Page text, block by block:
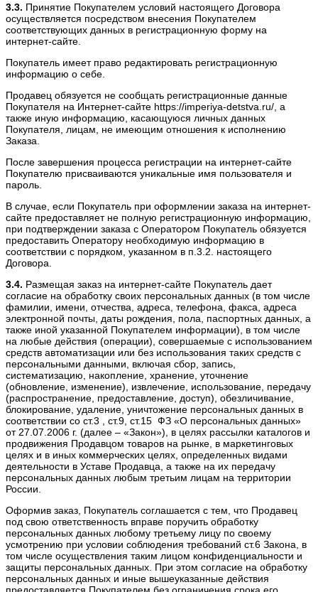
3.3. Принятие Покупателем условий настоящего Договора
осуществляется посредством внесения Покупателем
соответствующих данных в регистрационную форму на
интернет-сайте.
Покупатель имеет право редактировать регистрационную
информацию о себе.
Продавец обязуется не сообщать регистрационные данные
Покупателя на Интернет-сайте https://imperiya-detstva.ru/, а
также иную информацию, касающуюся личных данных
Покупателя, лицам, не имеющим отношения к исполнению
Заказа.
После завершения процесса регистрации на интернет-сайте
Покупателю присваиваются уникальные имя пользователя и
пароль.
В случае, если Покупатель при оформлении заказа на интернет-
сайте предоставляет не полную регистрационную информацию,
при подтверждении заказа с Оператором Покупатель обязуется
предоставить Оператору необходимую информацию в
соответствии с порядком, указанном в п.3.2. настоящего
Договора.
3.4. Размещая заказ на интернет-сайте Покупатель дает
согласие на обработку своих персональных данных (в том числе
фамилии, имени, отчества, адреса, телефона, факса, адреса
электронной почты, даты рождения, пола, паспортных данных, а
также иной указанной Покупателем информации), в том числе
на любые действия (операции), совершаемые с использованием
средств автоматизации или без использования таких средств с
персональными данными, включая сбор, запись,
систематизацию, накопление, хранение, уточнение
(обновление, изменение), извлечение, использование, передачу
(распространение, предоставление, доступ), обезличивание,
блокирование, удаление, уничтожение персональных данных в
соответствии со ст.3 , ст.9, ст.15 ФЗ «О персональных данных»
от 27.07.2006 г. (далее – «Закон»), в целях рассылки каталогов и
продвижения Продавцом товаров на рынке, в маркетинговых
целях и в иных коммерческих целях, определенных видами
деятельности в Уставе Продавца, а также на их передачу
персональных данных любым третьим лицам на территории
России.
Оформив заказ, Покупатель соглашается с тем, что Продавец
под свою ответственность вправе поручить обработку
персональных данных любому третьему лицу по своему
усмотрению при условии соблюдения требований ст.6 Закона, в
том числе осуществления таким лицом конфиденциальности и
защиты персональных данных. При этом согласие на обработку
персональных данных и иные вышеуказанные действия
предоставляется Покупателем без ограничения срока его